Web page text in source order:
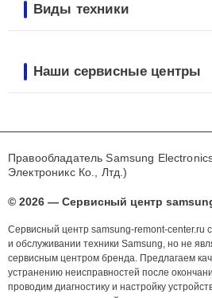
Виды техники
Наши сервисные центры
Правообладатель Samsung
Электроникс Ко., Лтд.)
© 2026 — Сервисный центр
Сервисный центр samsung-remont-center.ru
и обслуживании техники Samsung, но не
сервисным центром бренда. Предлагаем
устранению неисправностей после
проводим диагностику и настройку